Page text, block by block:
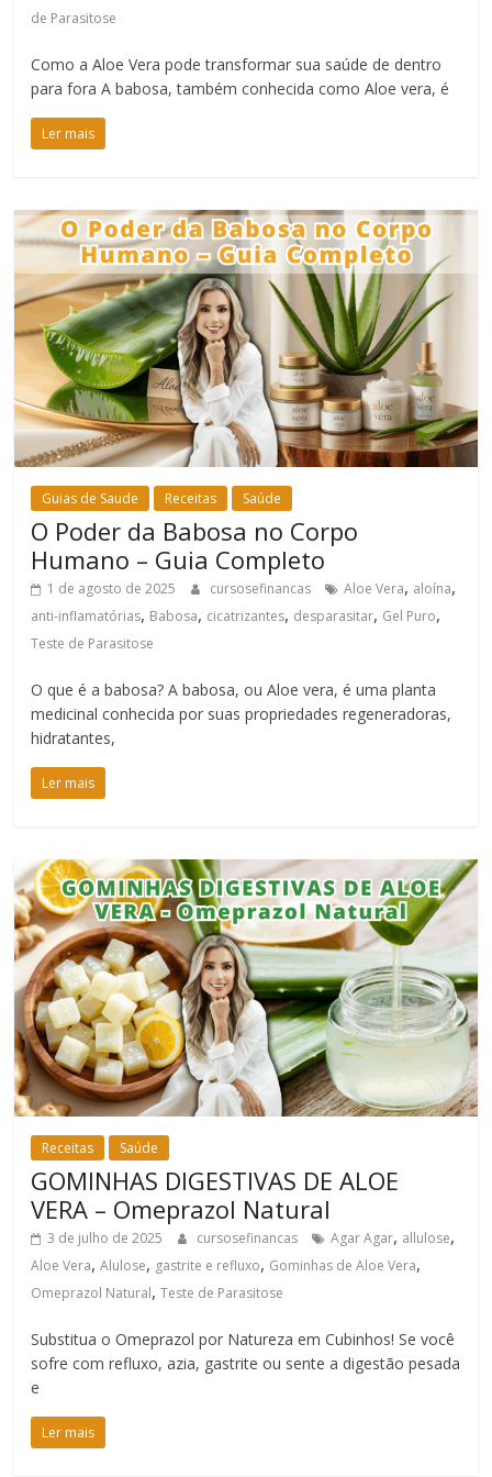
de Parasitose
Como a Aloe Vera pode transformar sua saúde de dentro
para fora A babosa, também conhecida como Aloe vera, é
Ler mais
Guias de Saude Receitas Saúde
O Poder da Babosa no Corpo
Humano – Guia Completo
1 de agosto de 2025 cursosefinancas Aloe Vera, aloína,
anti-inflamatórias, Babosa, cicatrizantes, desparasitar, Gel Puro,
Teste de Parasitose
O que é a babosa? A babosa, ou Aloe vera, é uma planta
medicinal conhecida por suas propriedades regeneradoras,
hidratantes,
Ler mais
Receitas Saúde
GOMINHAS DIGESTIVAS DE ALOE
VERA – Omeprazol Natural
3 de julho de 2025 cursosefinancas Agar Agar, allulose,
Aloe Vera,Alulose, gastrite e refluxo, Gominhas de Aloe Vera,
Omeprazol Natural,Teste de Parasitose
Substitua o Omeprazol por Natureza em Cubinhos! Se você
sofre com refluxo, azia, gastrite ou sente a digestão pesada
e
Ler mais